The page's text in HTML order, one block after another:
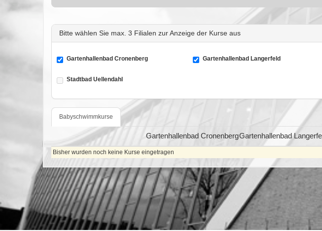
Bitte wählen Sie max. 3 Filialen zur Anzeige der Kurse aus
Gartenhallenbad Cronenberg Gartenhallenbad Langerfeld
Stadtbad Uellendahl
Babyschwimmkurse
Gartenhallenbad CronenbergGartenhallenbad
Bisher wurden noch keine Kurse eingetragen